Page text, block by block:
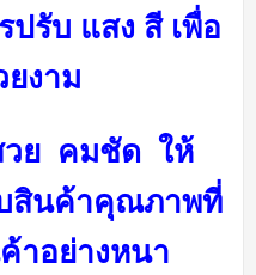
ปรับ แสง สี เพื่อ
งาม
วย คมชัด ให้
สินค้าคุณภาพที่
าอย่างหนา